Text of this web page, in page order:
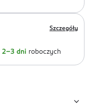
Szczegóły
2-3 dni roboczych